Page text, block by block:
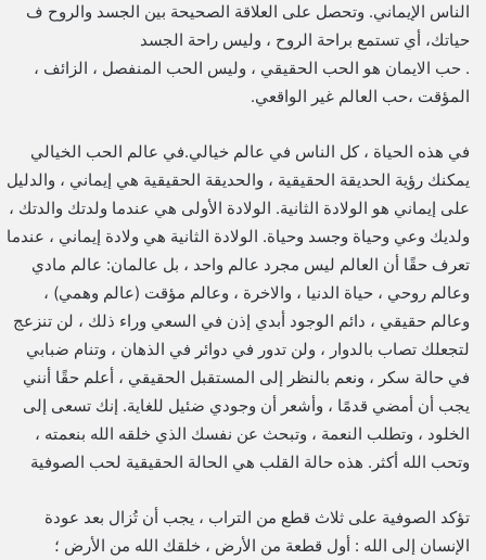
الناس الإيماني. وتحصل على العلاقة الصحيحة بين الجسد والروح ف
حياتك، أي تستمع براحة الروح ، وليس راحة الجسد
. حب الايمان هو الحب الحقيقي ، وليس الحب المنفصل ، الزائف ،
المؤقت ،حب العالم غير الواقعي.
في هذه الحياة ، كل الناس في عالم خيالي.في عالم الحب الخيالي
يمكنك رؤية الحديقة الحقيقية ، والحديقة الحقيقية هي إيماني ، والدليل
على إيماني هو الولادة الثانية. الولادة الأولى هي عندما ولدتك والدتك ،
ولديك وعي وحياة وجسد وحياة. الولادة الثانية هي ولادة إيماني ، عندما
تعرف حقًا أن العالم ليس مجرد عالم واحد ، بل عالمان: عالم مادي
وعالم روحي ، حياة الدنيا ، والاخرة ، وعالم مؤقت (عالم وهمي) ،
وعالم حقيقي ، دائم الوجود أبدي إذن في السعي وراء ذلك ، لن تنزعج
لتجعلك تصاب بالدوار ، ولن تدور في دوائر في الذهان ، وتنام ضبابي
في حالة سكر ، ونعم بالنظر إلى المستقبل الحقيقي ، أعلم حقًا أنني
يجب أن أمضي قدمًا ، وأشعر أن وجودي ضئيل للغاية. إنك تسعى إلى
الخلود ، وتطلب النعمة ، وتبحث عن نفسك الذي خلقه الله بنعمته ،
وتحب الله أكثر. هذه حالة القلب هي الحالة الحقيقية لحب الصوفية
تؤكد الصوفية على ثلاث قطع من التراب ، يجب أن تُزال بعد عودة
الإنسان إلى الله : أول قطعة من الأرض ، خلقك الله من الأرض ؛